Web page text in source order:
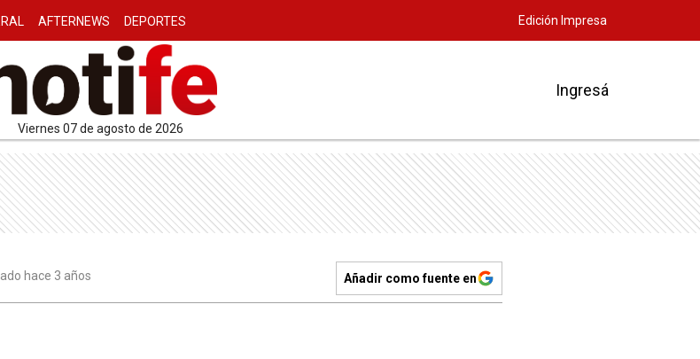
AFTERNEWS DEPORTES Edición Impresa
viernes 07 de agosto de 2026
Ingresá
hace 3 años Añadir como fuente en